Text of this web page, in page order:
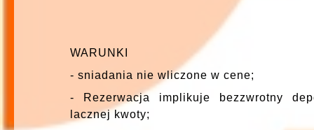
WARUNKI
- sniadania nie wliczone w cene;
- Rezerwacja implikuje bezzwrotny
lacznej kwoty;